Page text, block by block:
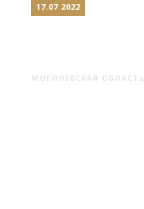
17.07.2022
МОГИЛЕВСКАЯ ОБЛАСТЬ